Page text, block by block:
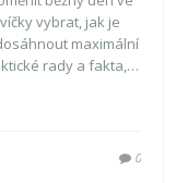
vybrat, jak je
maximální
rady a fakta,
0